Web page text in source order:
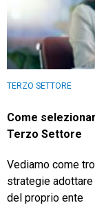
TERZO SETTORE
Come
Terzo Settore
Vediamo come
strategie
del proprio ente